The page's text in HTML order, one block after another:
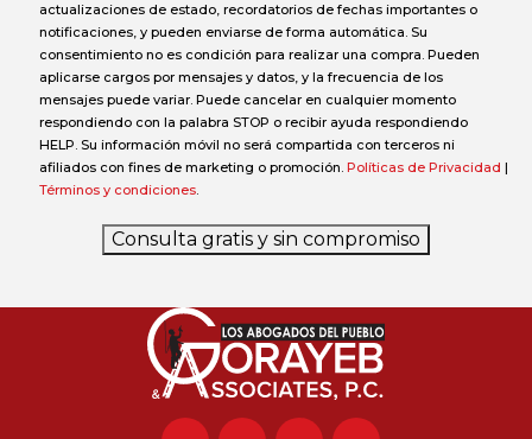
actualizaciones de estado, recordatorios de fechas importantes o
notificaciones, y pueden enviarse de forma automática. Su
consentimiento no es condición para realizar una compra. Pueden
aplicarse cargos por mensajes y datos, y la frecuencia de los
mensajes puede variar. Puede cancelar en cualquier momento
respondiendo con la palabra STOP o recibir ayuda respondiendo
HELP. Su información móvil no será compartida con terceros ni
afiliados con fines de marketing o promoción. Políticas de Privacidad |
Términos y condiciones.
Consulta gratis y sin compromiso